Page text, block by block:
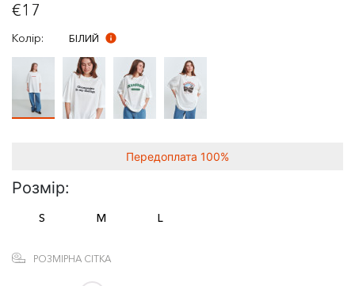
€17
Колір: БІЛИЙ
Передоплата 100%
Розмір:
S M L
РОЗМІРНА СІТКА